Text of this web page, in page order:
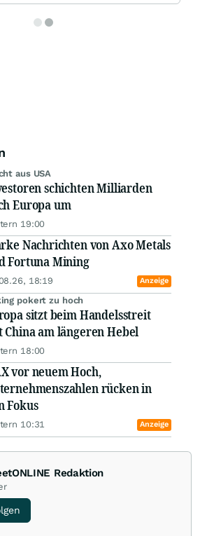
aus USA
schichten Milliarden
Europa um
19:00
Nachrichten von Axo Metals
Fortuna Mining
18:19 Anzeige
pokert zu hoch
sitzt beim Handelsstreit
China am längeren Hebel
18:00
vor neuem Hoch,
rücken in
Fokus
10:31 Anzeige
Redaktion